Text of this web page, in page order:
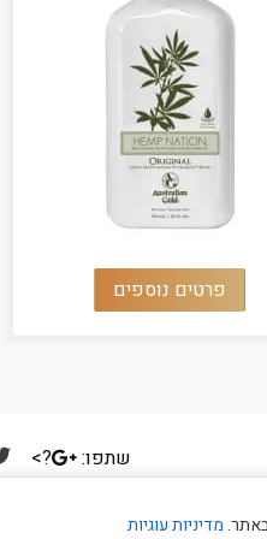
פרטים נוספים
שתפו: ?>
מדיניות עוגיות